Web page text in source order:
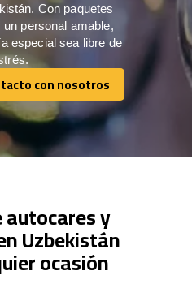
Con paquetes
personal amable,
especial sea libre de
con nosotros
con nosotros
y
Uzbekistán
ocasión